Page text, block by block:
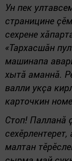
Ун пек
страницине
сехрене
«Тархасшăн
машинапа
хытă аманнă.
валли укçа
карточкин
Стоп! Палланă
малтан